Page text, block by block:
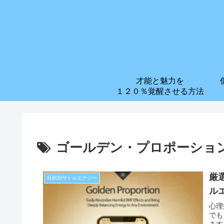
才能と魅力を
１２０％覚醒させる方法
ゴールデン・プロポーショ
目的別サトルエナジー
厳
ル
心
で